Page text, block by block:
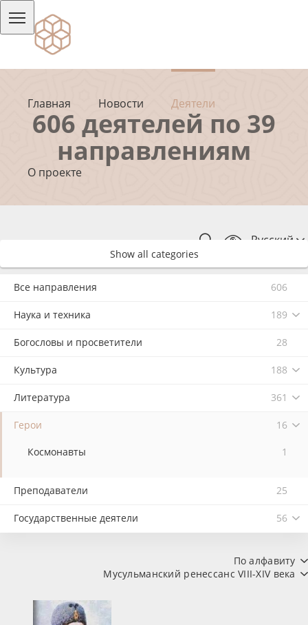
Главная Новости Деятели
О проекте
Русский
606 деятелей по 39
направлениям
Show all categories
Все направления 606
Наука и техника 189
Богословы и просветители 28
Культура 188
Литература 361
Герои 16
Космонавты 1
Преподаватели 25
Государственные деятели 56
По алфавиту
Мусульманский ренессанс VIII-XIV века